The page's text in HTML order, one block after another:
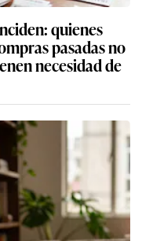
quienes
pasadas no
necesidad de